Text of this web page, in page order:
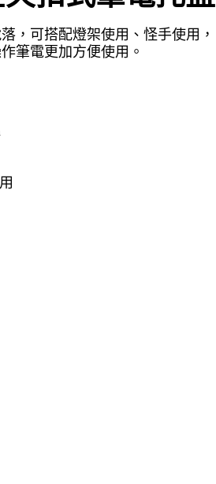
，可搭配燈架使用、怪手使用，
筆電更加方便使用。